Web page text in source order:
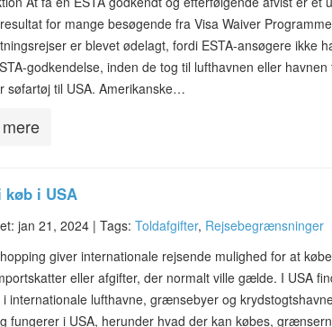
for mange besøgende fra Visa Waiver
er blevet ødelagt, fordi ESTA-ansøgere ikke
godkendelse, inden de tog til lufthavnen eller
søfartøj til USA. Amerikanske…
køb i USA
jan 21, 2024 | Tags: Toldafgifter, Rejsebegrænsninger
giver internationale rejsende mulighed for at
eller afgifter, der normalt ville gælde. I USA
i internationale lufthavne, grænsebyer og
fungerer i USA, herunder hvad der kan købes,